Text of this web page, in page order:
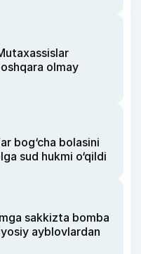
olmay
bog‘cha bolasini
sud hukmi o‘qildi
sakkizta bomba
ayblovlardan